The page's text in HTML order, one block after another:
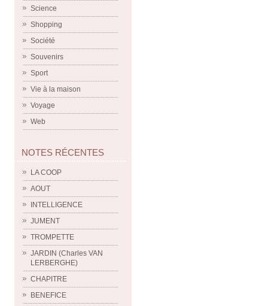
Science
Shopping
Société
Souvenirs
Sport
Vie à la maison
Voyage
Web
NOTES RÉCENTES
LA COOP
AOUT
INTELLIGENCE
JUMENT
TROMPETTE
JARDIN (Charles VAN
LERBERGHE)
CHAPITRE
BENEFICE